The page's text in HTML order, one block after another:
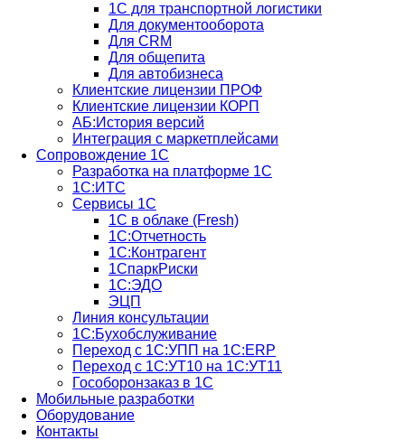
1С для транспортной логистики
Для документооборота
Для CRM
Для общепита
Для автобизнеса
Клиентские лицензии ПРОФ
Клиентские лицензии КОРП
АБ:История версий
Интеграция с маркетплейсами
Сопровождение 1С
Разработка на платформе 1С
1С:ИТС
Сервисы 1С
1С в облаке (Fresh)
1С:Отчетность
1С:Контрагент
1СпаркРиски
1С:ЭДО
ЭЦП
Линия консультации
1С:Бухобслуживание
Переход с 1С:УПП на 1С:ERP
Переход с 1С:УТ10 на 1С:УТ11
Гособоронзаказ в 1С
Мобильные разработки
Оборудование
Контакты